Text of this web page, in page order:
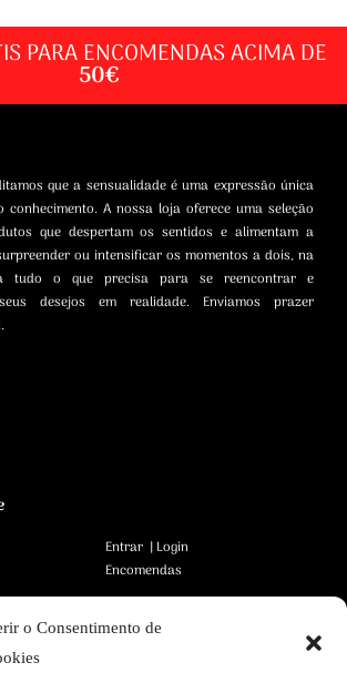
o Consentimento de
PARA ENCOMENDAS ACIMA DE
50€
que a sensualidade é uma expressão única
conhecimento. A nossa loja oferece uma seleção
que despertam os sentidos e alimentam a
ou intensificar os momentos a dois, na
tudo o que precisa para se reencontrar e
desejos em realidade. Enviamos prazer
Entrar | Login
Encomendas